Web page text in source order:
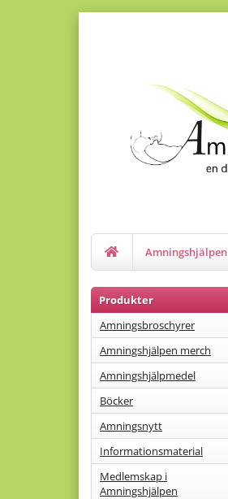
Amningshjälpen
Produkter
Amningsbroschyrer
Amningshjälpen merch
Amningshjälpmedel
Böcker
Amningsnytt
Informationsmaterial
Medlemskap i
Amningshjälpen